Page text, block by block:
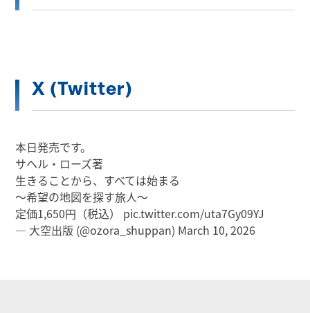
X (Twitter)
本日発売です。
サヘル・ローズ著
生きることから、すべては始まる
～希望の地図を探す旅人～
定価1,650円（税込） pic.twitter.com/uta7Gy09YJ
— 大空出版 (@ozora_shuppan) March 10, 2026